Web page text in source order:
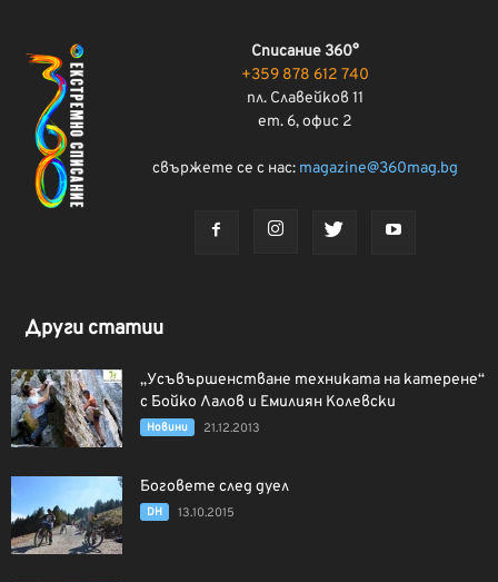
Списание 360°
+359 878 612 740
пл. Славейков 11
ет. 6, офис 2
свържете се с нас: magazine@360mag.bg
Други статии
„Усъвършенстване техниката на катерене“
с Бойко Лалов и Емилиян Колевски
Новини 21.12.2013
Боговете след дуел
DH 13.10.2015